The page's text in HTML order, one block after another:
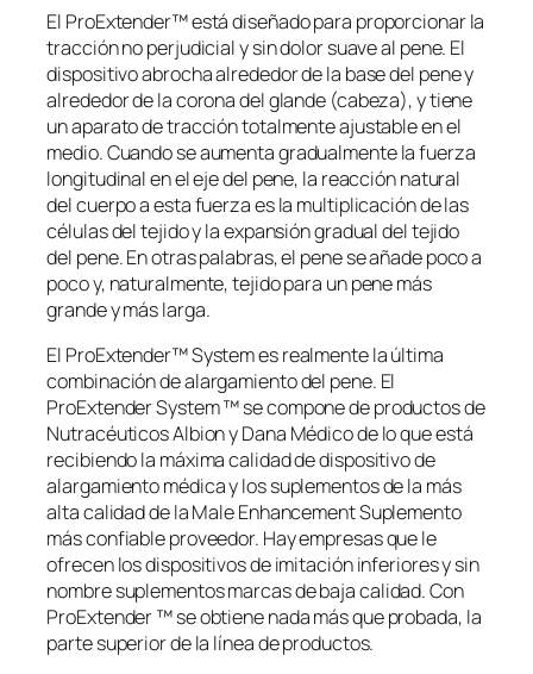
El ProExtender™ está diseñado para proporcionar la
tracción no perjudicial y sin dolor suave al pene. El
dispositivo abrocha alrededor de la base del pene y
alrededor de la corona del glande (cabeza), y tiene
un aparato de tracción totalmente ajustable en el
medio. Cuando se aumenta gradualmente la fuerza
longitudinal en el eje del pene, la reacción natural
del cuerpo a esta fuerza es la multiplicación de las
células del tejido y la expansión gradual del tejido
del pene. En otras palabras, el pene se añade poco a
poco y, naturalmente, tejido para un pene más
grande y más larga.
El ProExtender™ System es realmente la última
combinación de alargamiento del pene. El
ProExtender System ™ se compone de productos de
Nutracéuticos Albion y Dana Médico de lo que está
recibiendo la máxima calidad de dispositivo de
alargamiento médica y los suplementos de la más
alta calidad de la Male Enhancement Suplemento
más confiable proveedor. Hay empresas que le
ofrecen los dispositivos de imitación inferiores y sin
nombre suplementos marcas de baja calidad. Con
ProExtender ™ se obtiene nada más que probada, la
parte superior de la línea de productos.